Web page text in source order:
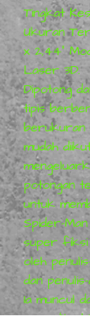
Tingkat
Ukuran
x 2,44"
Laser 3D.
Dipotong
tipis
berukuran
mudah
potongan
untuk
Spider-
super fiksi
oleh
dan
Ia muncul
yang